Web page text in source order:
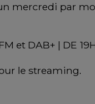
mercredi par
et DAB+ | DE
le streaming.